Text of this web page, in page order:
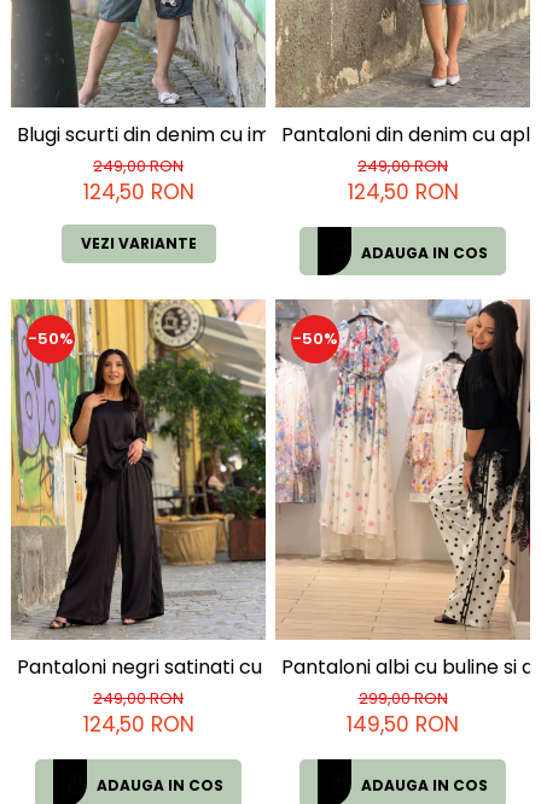
Blugi scurti din denim cu imprimeu Mickey Mouse
249,00 RON
124,50 RON
VEZI VARIANTE
Pantaloni din denim cu
249,00 RON
124,50 RON
ADAUGA IN COS
-50%
Pantaloni negri satinati cu dantela aplicata
249,00 RON
124,50 RON
ADAUGA IN COS
-50%
Pantaloni albi cu buline si
299,00 RON
149,50 RON
ADAUGA IN COS